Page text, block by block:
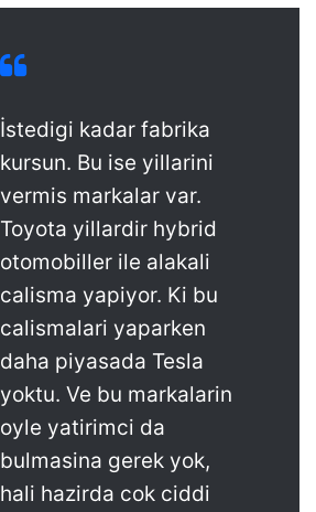
İstedigi kadar fabrika
kursun. Bu ise yillarini
vermis markalar var.
Toyota yillardir hybrid
otomobiller ile alakali
calisma yapiyor. Ki bu
calismalari yaparken
daha piyasada Tesla
yoktu. Ve bu markalarin
oyle yatirimci da
bulmasina gerek yok,
hali hazirda cok ciddi